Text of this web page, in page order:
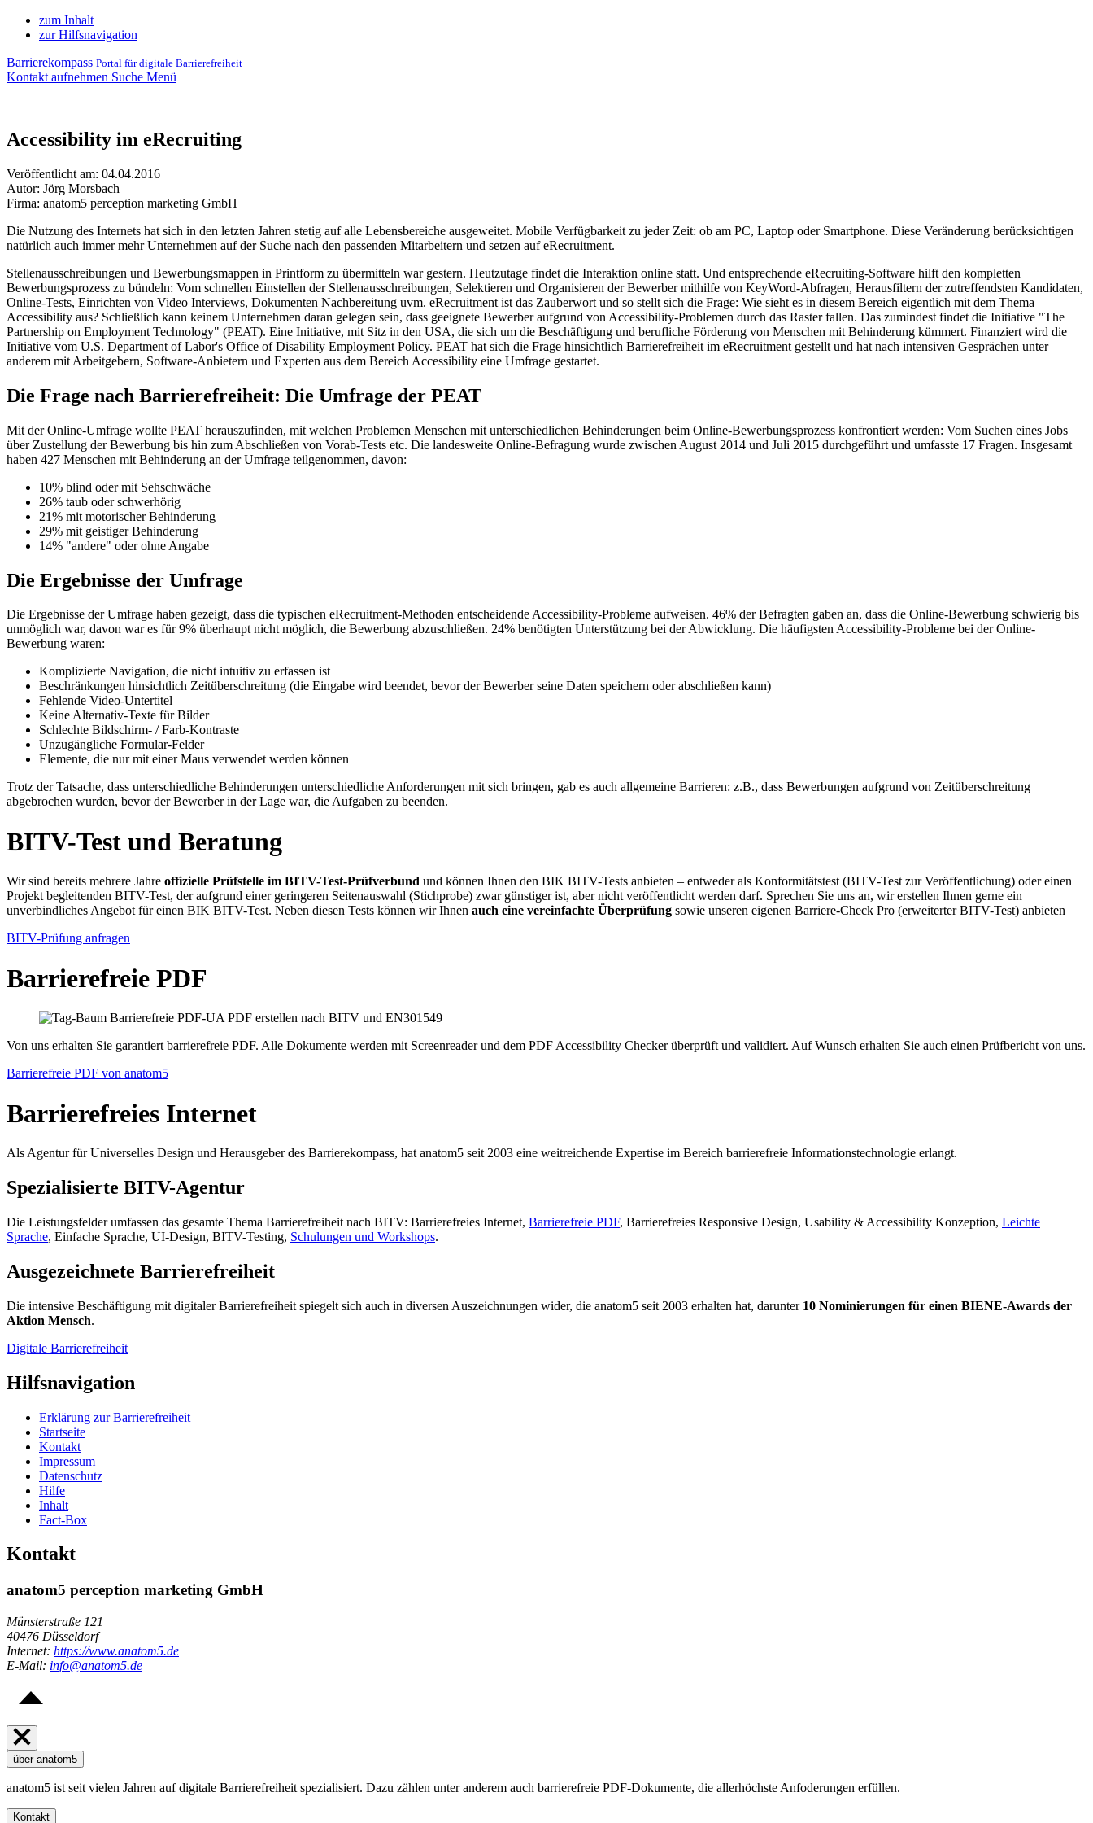
zum Inhalt
zur Hilfsnavigation
Barrierekompass Portal für digitale Barrierefreiheit
Kontakt aufnehmen Suche Menü
Accessibility im eRecruiting
Veröffentlicht am: 04.04.2016
Autor: Jörg Morsbach
Firma: anatom5 perception marketing GmbH
Die Nutzung des Internets hat sich in den letzten Jahren stetig auf alle Lebensbereiche ausgeweitet. Mobile Verfügbarkeit zu jeder Zeit: ob am PC, Laptop oder Smartphone. Diese Veränderung berücksichtigen
natürlich auch immer mehr Unternehmen auf der Suche nach den passenden Mitarbeitern und setzen auf eRecruitment.
Stellenausschreibungen und Bewerbungsmappen in Printform zu übermitteln war gestern. Heutzutage findet die Interaktion online statt. Und entsprechende eRecruiting-Software hilft den kompletten
Bewerbungsprozess zu bündeln: Vom schnellen Einstellen der Stellenausschreibungen, Selektieren und Organisieren der Bewerber mithilfe von KeyWord-Abfragen, Herausfiltern der zutreffendsten Kandidaten,
Online-Tests, Einrichten von Video Interviews, Dokumenten Nachbereitung uvm. eRecruitment ist das Zauberwort und so stellt sich die Frage: Wie sieht es in diesem Bereich eigentlich mit dem Thema
Accessibility aus? Schließlich kann keinem Unternehmen daran gelegen sein, dass geeignete Bewerber aufgrund von Accessibility-Problemen durch das Raster fallen. Das zumindest findet die Initiative "The
Partnership on Employment Technology" (PEAT). Eine Initiative, mit Sitz in den USA, die sich um die Beschäftigung und berufliche Förderung von Menschen mit Behinderung kümmert. Finanziert wird die
Initiative vom U.S. Department of Labor's Office of Disability Employment Policy. PEAT hat sich die Frage hinsichtlich Barrierefreiheit im eRecruitment gestellt und hat nach intensiven Gesprächen unter
anderem mit Arbeitgebern, Software-Anbietern und Experten aus dem Bereich Accessibility eine Umfrage gestartet.
Die Frage nach Barrierefreiheit: Die Umfrage der PEAT
Mit der Online-Umfrage wollte PEAT herauszufinden, mit welchen Problemen Menschen mit unterschiedlichen Behinderungen beim Online-Bewerbungsprozess konfrontiert werden: Vom Suchen eines Jobs
über Zustellung der Bewerbung bis hin zum Abschließen von Vorab-Tests etc. Die landesweite Online-Befragung wurde zwischen August 2014 und Juli 2015 durchgeführt und umfasste 17 Fragen. Insgesamt
haben 427 Menschen mit Behinderung an der Umfrage teilgenommen, davon:
10% blind oder mit Sehschwäche
26% taub oder schwerhörig
21% mit motorischer Behinderung
29% mit geistiger Behinderung
14% "andere" oder ohne Angabe
Die Ergebnisse der Umfrage
Die Ergebnisse der Umfrage haben gezeigt, dass die typischen eRecruitment-Methoden entscheidende Accessibility-Probleme aufweisen. 46% der Befragten gaben an, dass die Online-Bewerbung schwierig bis
unmöglich war, davon war es für 9% überhaupt nicht möglich, die Bewerbung abzuschließen. 24% benötigten Unterstützung bei der Abwicklung. Die häufigsten Accessibility-Probleme bei der Online-
Bewerbung waren:
Komplizierte Navigation, die nicht intuitiv zu erfassen ist
Beschränkungen hinsichtlich Zeitüberschreitung (die Eingabe wird beendet, bevor der Bewerber seine Daten speichern oder abschließen kann)
Fehlende Video-Untertitel
Keine Alternativ-Texte für Bilder
Schlechte Bildschirm- / Farb-Kontraste
Unzugängliche Formular-Felder
Elemente, die nur mit einer Maus verwendet werden können
Trotz der Tatsache, dass unterschiedliche Behinderungen unterschiedliche Anforderungen mit sich bringen, gab es auch allgemeine Barrieren: z.B., dass Bewerbungen aufgrund von Zeitüberschreitung
abgebrochen wurden, bevor der Bewerber in der Lage war, die Aufgaben zu beenden.
BITV-Test und Beratung
Wir sind bereits mehrere Jahre offizielle Prüfstelle im BITV-Test-Prüfverbund und können Ihnen den BIK BITV-Tests anbieten – entweder als Konformitätstest (BITV-Test zur Veröffentlichung) oder einen
Projekt begleitenden BITV-Test, der aufgrund einer geringeren Seitenauswahl (Stichprobe) zwar günstiger ist, aber nicht veröffentlicht werden darf. Sprechen Sie uns an, wir erstellen Ihnen gerne ein
unverbindliches Angebot für einen BIK BITV-Test. Neben diesen Tests können wir Ihnen auch eine vereinfachte Überprüfung sowie unseren eigenen Barriere-Check Pro (erweiterter BITV-Test) anbieten
BITV-Prüfung anfragen
Barrierefreie PDF
Von uns erhalten Sie garantiert barrierefreie PDF. Alle Dokumente werden mit Screenreader und dem PDF Accessibility Checker überprüft und validiert. Auf Wunsch erhalten Sie auch einen Prüfbericht von uns.
Barrierefreie PDF von anatom5
Barrierefreies Internet
Als Agentur für Universelles Design und Herausgeber des Barrierekompass, hat anatom5 seit 2003 eine weitreichende Expertise im Bereich barrierefreie Informationstechnologie erlangt.
Spezialisierte BITV-Agentur
Die Leistungsfelder umfassen das gesamte Thema Barrierefreiheit nach BITV: Barrierefreies Internet, Barrierefreie PDF, Barrierefreies Responsive Design, Usability & Accessibility Konzeption, Leichte
Sprache, Einfache Sprache, UI-Design, BITV-Testing, Schulungen und Workshops.
Ausgezeichnete Barrierefreiheit
Die intensive Beschäftigung mit digitaler Barrierefreiheit spiegelt sich auch in diversen Auszeichnungen wider, die anatom5 seit 2003 erhalten hat, darunter 10 Nominierungen für einen BIENE-Awards der
Aktion Mensch.
Digitale Barrierefreiheit
Hilfsnavigation
Erklärung zur Barrierefreiheit
Startseite
Kontakt
Impressum
Datenschutz
Hilfe
Inhalt
Fact-Box
Kontakt
anatom5 perception marketing GmbH
Münsterstraße 121
40476 Düsseldorf
Internet: https://www.anatom5.de
E-Mail: info@anatom5.de
über anatom5
anatom5 ist seit vielen Jahren auf digitale Barrierefreiheit spezialisiert. Dazu zählen unter anderem auch barrierefreie PDF-Dokumente, die allerhöchste Anfoderungen erfüllen.
Kontakt